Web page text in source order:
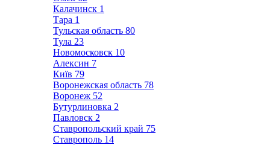
Калачинск 1
Тара 1
Тульская область 80
Тула 23
Новомосковск 10
Алексин 7
Київ 79
Воронежская область 78
Воронеж 52
Бутурлиновка 2
Павловск 2
Ставропольский край 75
Ставрополь 14